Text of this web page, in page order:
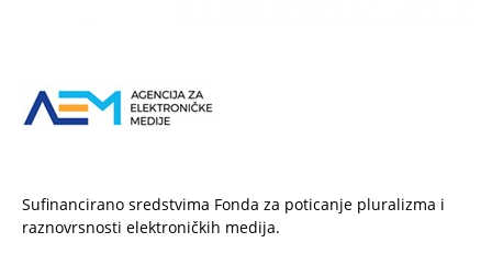
Sufinancirano sredstvima Fonda za poticanje pluralizma i
raznovrsnosti elektroničkih medija.